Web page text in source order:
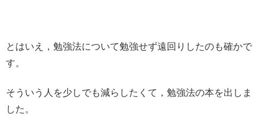
とはいえ，勉強法について勉強せず遠回りしたのも確かで
す。
そういう人を少しでも減らしたくて，勉強法の本を出しま
した。